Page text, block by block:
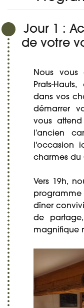
Jour 1 :
de votre
Nous vous
Prats-
dans vos
démarrer
vous
l’ancien
l'occasion
charmes du
Vers 19h,
programme
dîner
de
magnifique